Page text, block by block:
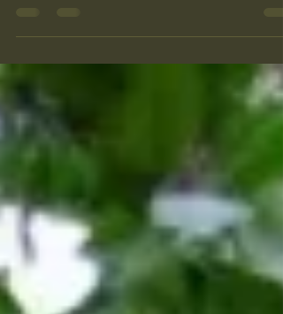
chilometri, ma in emozioni.E poi ci sono
esperienze che sembrano vivere fuori dal